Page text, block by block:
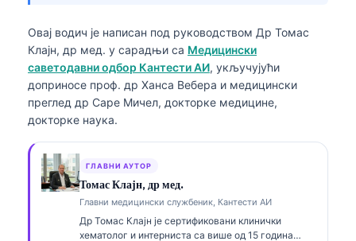
Овај водич је написан под руководством Др Томас
Клајн, др мед. у сарадњи са Медицински
саветодавни одбор Кантести АИ, укључујући
доприносе проф. др Ханса Вебера и медицински
преглед др Саре Мичел, докторке медицине,
докторке наука.
ГЛАВНИ АУТОР
Томас Клајн, др мед.
Главни медицински службеник, Кантести АИ
Др Томас Клајн је сертификовани клинички
хематолог и интерниста са више од 15 година